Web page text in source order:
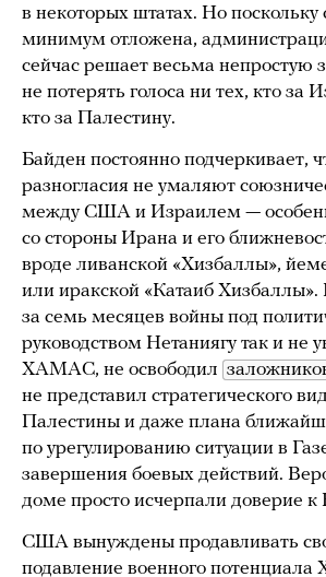
в некоторых штатах. Но поскольку
минимум отложена,
сейчас решает весьма непростую
не потерять голоса ни тех, кто за
кто за Палестину.
Байден постоянно подчеркивает,
разногласия не умаляют
между США и Израилем —
со стороны Ирана и его
вроде ливанской «Хизбаллы»,
или иракской «Катаиб
за семь месяцев войны под
руководством Нетаниягу так и не
ХАМАС, не освободил
не представил стратегического
Палестины и даже плана
по урегулированию ситуации в
завершения боевых действий.
доме просто исчерпали доверие к
США вынуждены продавливать
подавление военного